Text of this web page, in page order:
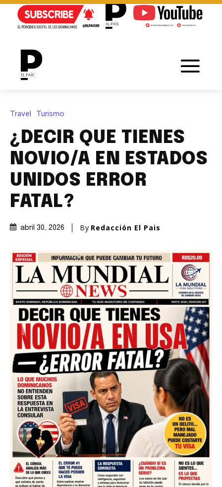
Travel Turismo
¿DECIR QUE TIENES
NOVIO/A EN ESTADOS
UNIDOS ERROR
FATAL?
abril 30, 2026 By Redacción El Pais